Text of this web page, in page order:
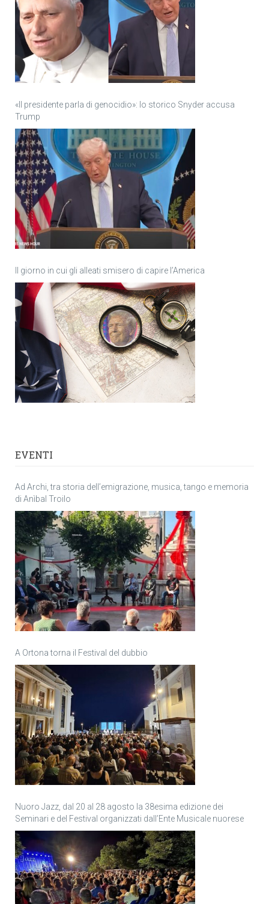
«Il presidente parla di genocidio»: lo storico Snyder accusa
Trump
Il giorno in cui gli alleati smisero di capire l’America
EVENTI
Ad Archi, tra storia dell’emigrazione, musica, tango e memoria
di Anìbal Troilo
A Ortona torna il Festival del dubbio
Nuoro Jazz, dal 20 al 28 agosto la 38esima edizione dei
Seminari e del Festival organizzati dall’Ente Musicale nuorese